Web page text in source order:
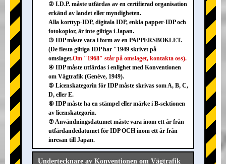
② I.D.P. måste utfärdas av en certifierad organisation
erkänd av landet eller myndigheten.
Alla korttyp-IDP, digitala IDP, enkla papper-IDP och
fotokopior, är inte giltiga i Japan.
③ IDP måste vara i form av en PAPPERSBOKLET.
(De flesta giltiga IDP har "1949 skrivet på
omslaget.Om "1968" står på omslaget, kontakta oss).
④ IDP måste utfärdas i enlighet med Konventionen
om Vägtrafik (Genève, 1949).
⑤ Licenskategorin för IDP måste skrivas som A, B, C,
D, eller E.
⑥ IDP måste ha en stämpel eller märke i B-sektionen
av licenskategorin.
⑦ Användningsdatumet måste vara inom ett år från
utfärdandedatumet för IDP OCH inom ett år från
inresan till Japan.
Undertecknare av Konventionen om Vägtrafik